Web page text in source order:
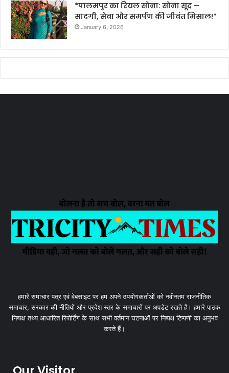
*पालमपुर का रियल सोना: सोना सूद —
सादगी, सेवा और समर्पण की जीवंत मिसाल!*
January 6, 2026
हमारे समाचार पत्र एवं वेबसाइट पर हम अपने उपयोगकर्ताओं को नवीनतम राजनीतिक
समाचार, सरकार की नीतियों और प्रदेश स्तर के समाचारों पर अपडेट रखते हैं। हमारे पाठक
निष्पक्ष तथ्य आधारित रिपोर्टिंग के साथ सभी वर्तमान घटनाओं पर निष्पक्ष टिप्पणी का अनुभव
करते हैं।